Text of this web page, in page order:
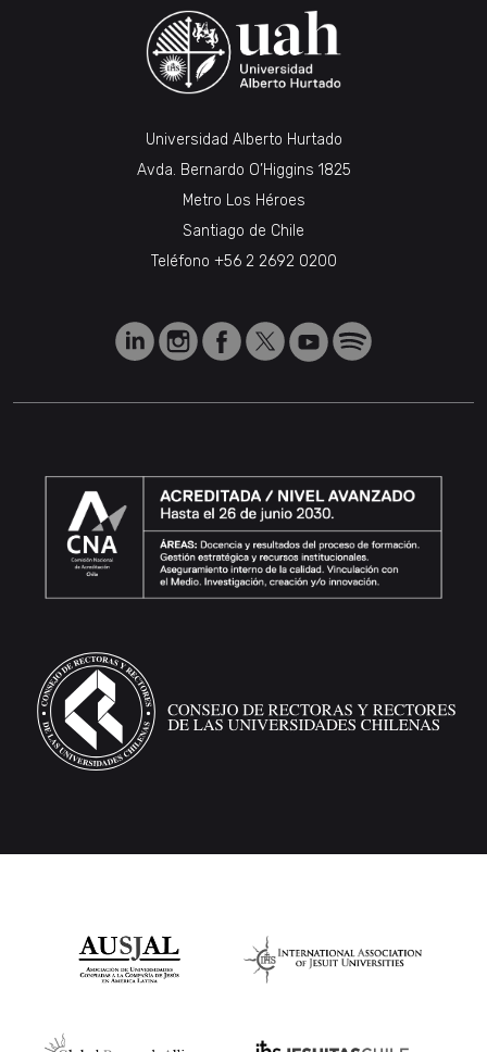
Universidad Alberto Hurtado
Avda. Bernardo O’Higgins 1825
Metro Los Héroes
Santiago de Chile
Teléfono +56 2 2692 0200